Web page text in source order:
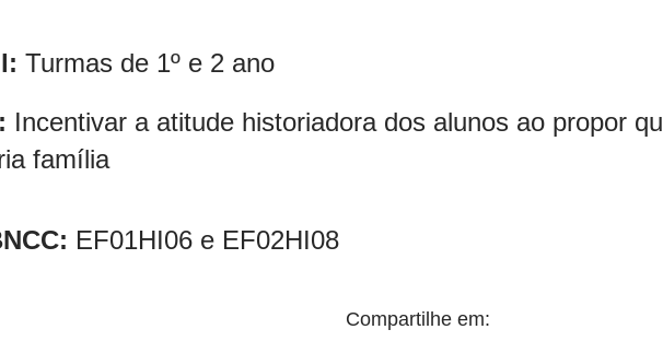
Turmas de 1º e 2 ano
Incentivar a atitude historiadora dos alunos ao propor
família
EF01HI06 e EF02HI08
Compartilhe em: